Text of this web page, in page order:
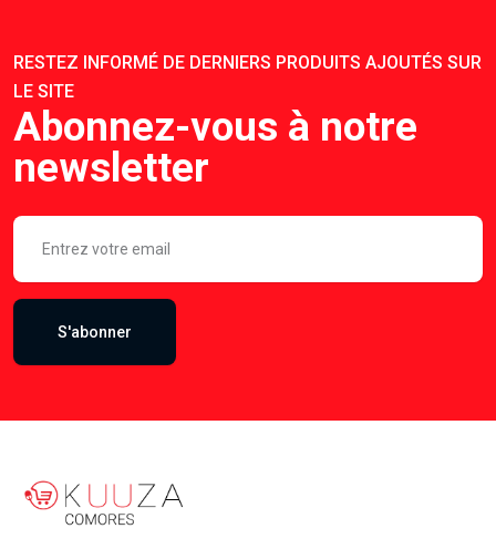
RESTEZ INFORMÉ DE DERNIERS PRODUITS AJOUTÉS SUR
LE SITE
Abonnez-vous à notre
newsletter
S'abonner